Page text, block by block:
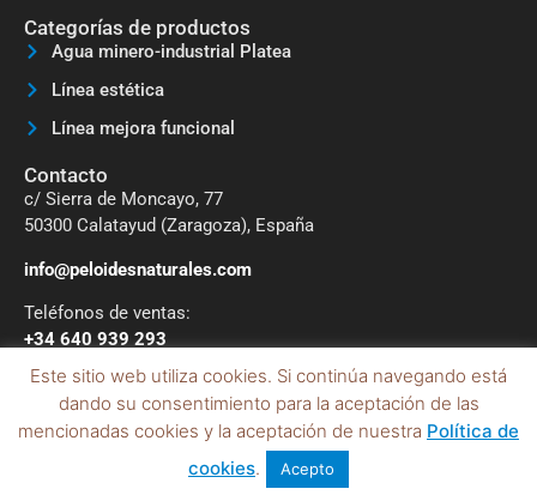
Categorías de productos
Agua minero-industrial Platea
Línea estética
Línea mejora funcional
Contacto
c/ Sierra de Moncayo, 77
50300 Calatayud (Zaragoza), España
info@peloidesnaturales.com
Teléfonos de ventas:
+34 640 939 293
Formulario online
Copyright Peloides Naturales, SL - Todos los derechos
Este sitio web utiliza cookies. Si continúa navegando está
dando su consentimiento para la aceptación de las
mencionadas cookies y la aceptación de nuestra Política de
cookies. Acepto